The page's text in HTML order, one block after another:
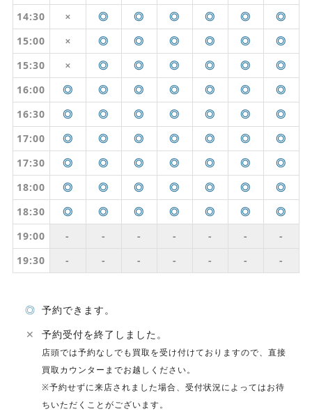
14:30
✕ ◎ ◎ ◎ ◎ ◎
◎
15:00
✕ ◎ ◎ ◎ ◎ ◎
◎
15:30
✕ ◎ ◎ ◎ ◎ ◎
◎
16:00
◎ ◎ ◎ ◎ ◎ ◎
◎
16:30
◎ ◎ ◎ ◎ ◎ ◎
◎
17:00
◎ ◎ ◎ ◎ ◎ ◎
◎
17:30
◎ ◎ ◎ ◎ ◎ ◎
◎
18:00
◎ ◎ ◎ ◎ ◎ ◎
◎
18:30
◎ ◎ ◎ ◎ ◎ ◎
◎
19:00
- - - - - -
-
19:30
- - - - - - -
◎ 予約できます。
✕
予約受付を終了しました。
店頭では予約なしでも買取を受け付けておりますので、直接
買取カウンターまでお越しください。
※予約せずに来店されました場合、受付状況によってはお待
ちいただくことがございます。